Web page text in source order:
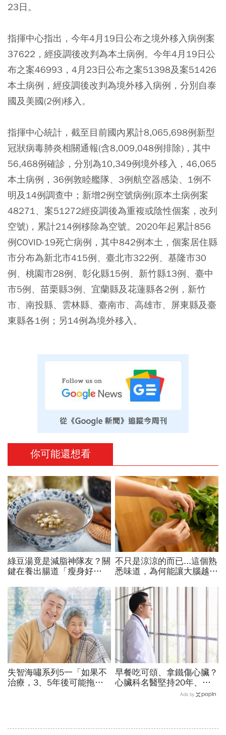
23日。
指揮中心指出，今年4月19日公布之境外移入病例案
37622，經疫調後改判為本土病例。今年4月19日公
布之案46993，4月23日公布之案51398及案51426
本土病例，經疫調後改判為境外移入病例，分別自泰
國及美國(2例)移入。
指揮中心統計，截至目前國內累計8,065,698例新型
冠狀病毒肺炎相關通報(含8,009,048例排除)，其中
56,468例確診，分別為10,349例境外移入，46,065
本土病例，36例敦睦艦隊、3例航空器感染、1例不
明及14例調查中；新增2例空號病例(原本土病例案
48271、案51272經疫調後為重複或陰性個案，改列
空號)，累計214例移除為空號。2020年起累計856
例COVID-19死亡病例，其中842例本土，個案居住縣
市分布為新北市415例、臺北市322例、基隆市30
例、桃園市28例、彰化縣15例、新竹縣13例、臺中
市5例、苗栗縣3例、宜蘭縣及花蓮縣各2例，新竹
市、南投縣、雲林縣、臺南市、高雄市、屏東縣及臺
東縣各1例；另14例為境外移入。
你可能還想看
綠豆湯竟是減脂神隊友？關
鍵在養出腸道「瘦身好
種方法「燃脂率大提升」
不只是涼涼的而已...這個熟
悉味道，為何能讓大腦越聞
鐘，還能抗老防蛀牙
失智海嘯系列5一「如果不
治療，3、5年後可能拖垮
早餐吃可頌、拿鐵傷心臟？
心臟科名醫堅持20年、早
上9點前不做「5件事」：
Ads by